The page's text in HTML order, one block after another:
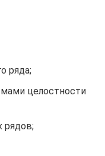
ряда;
целостности
рядов;